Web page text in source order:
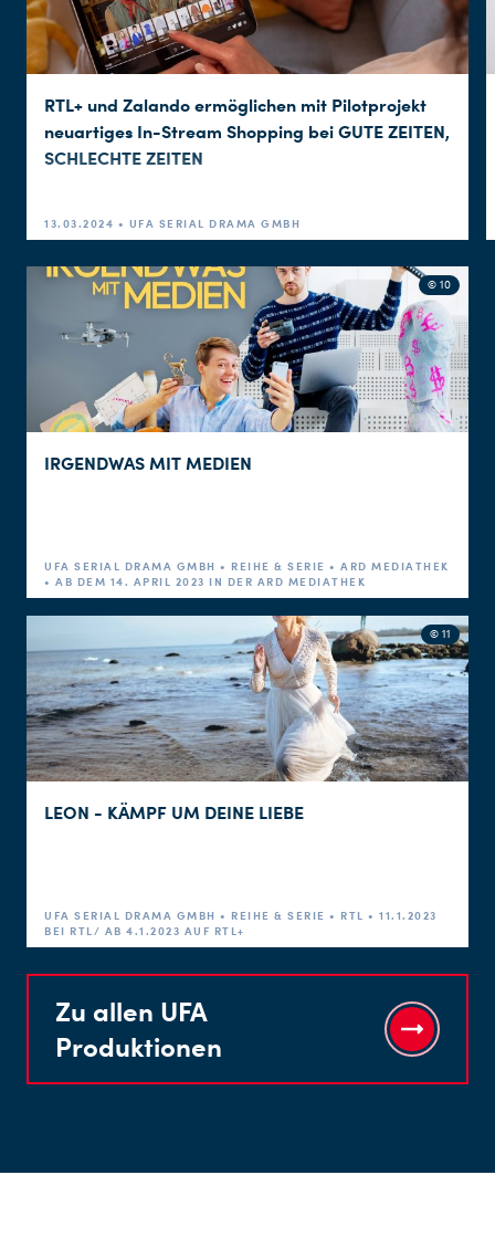
RTL+ und Zalando ermöglichen mit Pilotprojekt
neuartiges In-Stream Shopping bei GUTE ZEITEN,
SCHLECHTE ZEITEN
13.03.2024 • UFA SERIAL DRAMA GMBH
© 10
IRGENDWAS MIT MEDIEN
UFA SERIAL DRAMA GMBH • REIHE & SERIE • ARD MEDIATHEK
• AB DEM 14. APRIL 2023 IN DER ARD MEDIATHEK
© 11
LEON - KÄMPF UM DEINE LIEBE
UFA SERIAL DRAMA GMBH • REIHE & SERIE • RTL • 11.1.2023
BEI RTL/ AB 4.1.2023 AUF RTL+
Zu allen UFA
Produktionen